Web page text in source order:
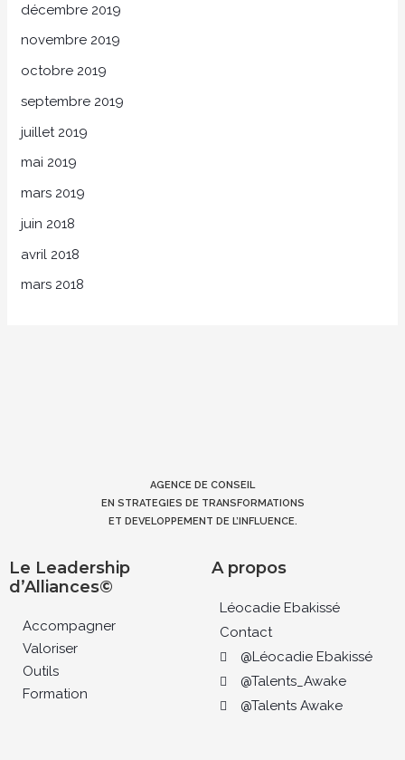
décembre 2019
novembre 2019
octobre 2019
septembre 2019
juillet 2019
mai 2019
mars 2019
juin 2018
avril 2018
mars 2018
AGENCE DE CONSEIL
EN STRATEGIES DE TRANSFORMATIONS
ET DEVELOPPEMENT DE L’INFLUENCE.
Le Leadership
d’Alliances©
Accompagner
Valoriser
Outils
Formation
A propos
Léocadie Ebakissé
Contact
@Léocadie Ebakissé
@Talents_Awake
@Talents Awake